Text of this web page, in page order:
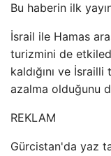
Bu haberin ilk
İsrail ile Hamas
turizmini de
kaldığını ve
azalma olduğunu
REKLAM
Gürcistan'da yaz